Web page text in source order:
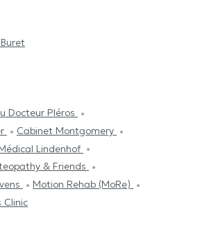
Docteur Pléros
Cabinet Montgomery
Lindenhof
& Friends
Motion Rehab (MoRe)
Clinic